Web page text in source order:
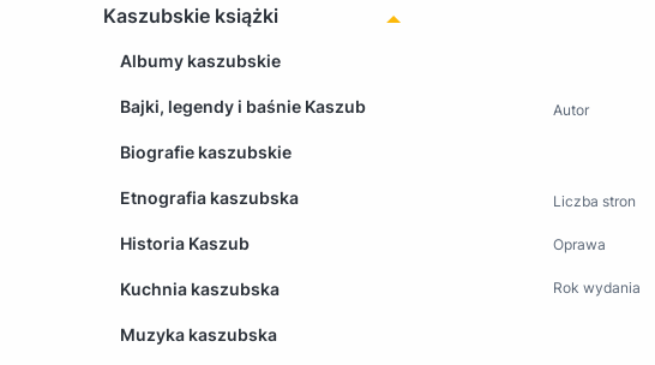
Kaszubskie książki
Albumy kaszubskie
Bajki, legendy i baśnie Kaszub
Biografie kaszubskie
Etnografia kaszubska
Historia Kaszub
Kuchnia kaszubska
Muzyka kaszubska
Autor
Liczba stron
Oprawa
Rok wydania